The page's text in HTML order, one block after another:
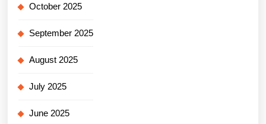
October 2025
September 2025
August 2025
July 2025
June 2025